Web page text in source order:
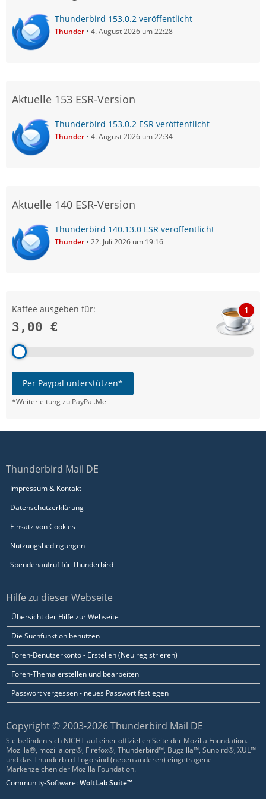
Thunderbird 153.0.2 veröffentlicht
Thunder 4. August 2026 um 22:28
Aktuelle 153 ESR-Version
Thunderbird 153.0.2 ESR veröffentlicht
Thunder 4. August 2026 um 22:34
Aktuelle 140 ESR-Version
Thunderbird 140.13.0 ESR veröffentlicht
Thunder 22. Juli 2026 um 19:16
Kaffee ausgeben für:
3,00 €
1
Per Paypal unterstützen*
*Weiterleitung zu PayPal.Me
Thunderbird Mail DE
Impressum & Kontakt
Datenschutzerklärung
Einsatz von Cookies
Nutzungsbedingungen
Spendenaufruf für Thunderbird
Hilfe zu dieser Webseite
Übersicht der Hilfe zur Webseite
Die Suchfunktion benutzen
Foren-Benutzerkonto - Erstellen (Neu registrieren)
Foren-Thema erstellen und bearbeiten
Passwort vergessen - neues Passwort festlegen
Copyright © 2003-2026 Thunderbird Mail DE
Sie befinden sich NICHT auf einer offiziellen Seite der Mozilla Foundation.
Mozilla®, mozilla.org®, Firefox®, Thunderbird™, Bugzilla™, Sunbird®, XUL™
und das Thunderbird-Logo sind (neben anderen) eingetragene
Markenzeichen der Mozilla Foundation.
Community-Software:WoltLab Suite™